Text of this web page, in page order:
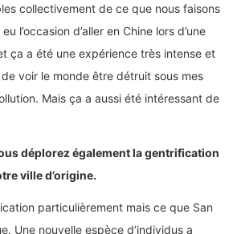
collectivement de ce que nous faisons
l’occasion d’aller en Chine lors d’une
ça a été une expérience très intense et
voir le monde être détruit sous mes
Mais ça a aussi été intéressant de
déplorez également la gentrification
ville d’origine.
particulièrement mais ce que San
Une nouvelle espèce d’individus a